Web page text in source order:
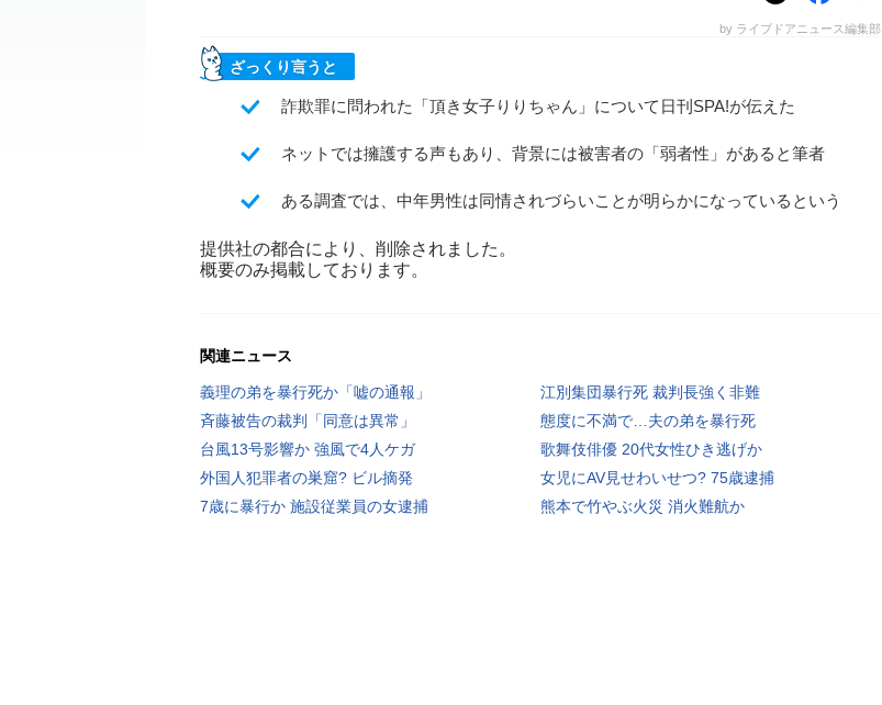
by ライブドアニュース編集部
ざっくり言うと
詐欺罪に問われた「頂き女子りりちゃん」について日刊SPA!が伝えた
ネットでは擁護する声もあり、背景には被害者の「弱者性」があると筆者
ある調査では、中年男性は同情されづらいことが明らかになっているという
提供社の都合により、削除されました。
概要のみ掲載しております。
関連ニュース
義理の弟を暴行死か「嘘の通報」
江別集団暴行死 裁判長強く非難
斉藤被告の裁判「同意は異常」
態度に不満で…夫の弟を暴行死
台風13号影響か 強風で4人ケガ
歌舞伎俳優 20代女性ひき逃げか
外国人犯罪者の巣窟? ビル摘発
女児にAV見せわいせつ? 75歳逮捕
7歳に暴行か 施設従業員の女逮捕
熊本で竹やぶ火災 消火難航か